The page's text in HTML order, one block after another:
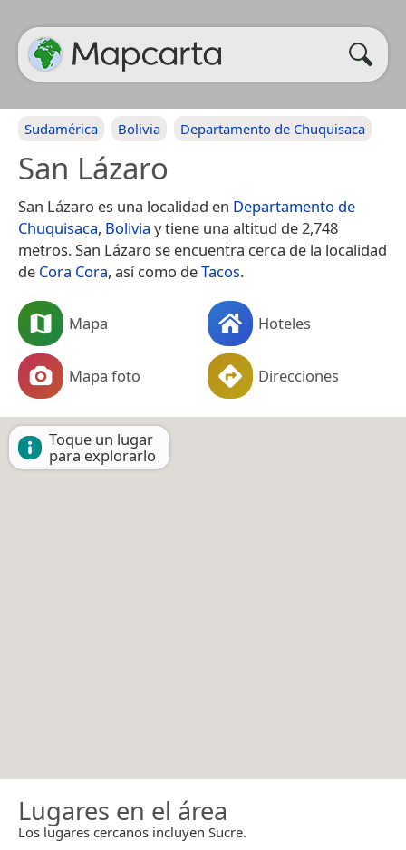
Sudamérica Bolivia Departamento de Chuquisaca
San Lázaro
San Lázaro es una localidad en Departamento de
Chuquisaca, Bolivia y tiene una altitud de 2,748
metros. San Lázaro se encuentra cerca de la localidad
de Cora Cora, así como deTacos.
Mapa Hoteles
Mapa foto Direcciones
Toque un lugar
para explorarlo
Lugares en el área
Los lugares cercanos incluyen Sucre.